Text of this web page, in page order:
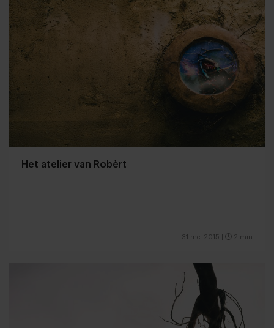
Het atelier van Robèrt
31 mei 2015 2 min